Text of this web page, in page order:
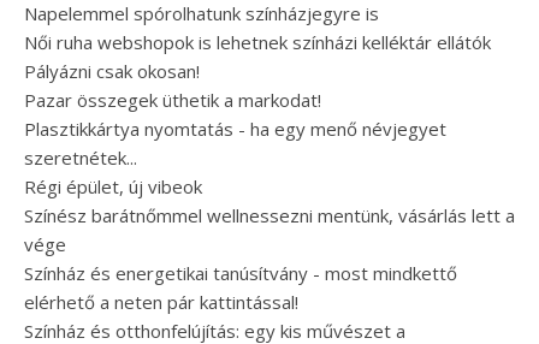
Napelemmel spórolhatunk színházjegyre is
Női ruha webshopok is lehetnek színházi kelléktár ellátók
Pályázni csak okosan!
Pazar összegek üthetik a markodat!
Plasztikkártya nyomtatás - ha egy menő névjegyet
szeretnétek...
Régi épület, új vibeok
Színész barátnőmmel wellnessezni mentünk, vásárlás lett a
vége
Színház és energetikai tanúsítvány - most mindkettő
elérhető a neten pár kattintással!
Színház és otthonfelújítás: egy kis művészet a